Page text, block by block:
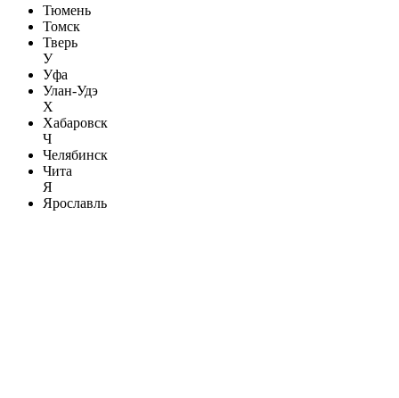
Тюмень
Томск
Тверь
У
Уфа
Улан-Удэ
Х
Хабаровск
Ч
Челябинск
Чита
Я
Ярославль